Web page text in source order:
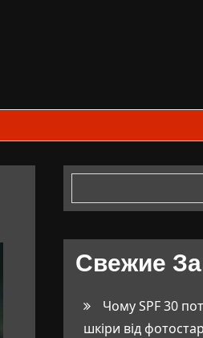
Свежие
Чому SPF 30
шкіри від